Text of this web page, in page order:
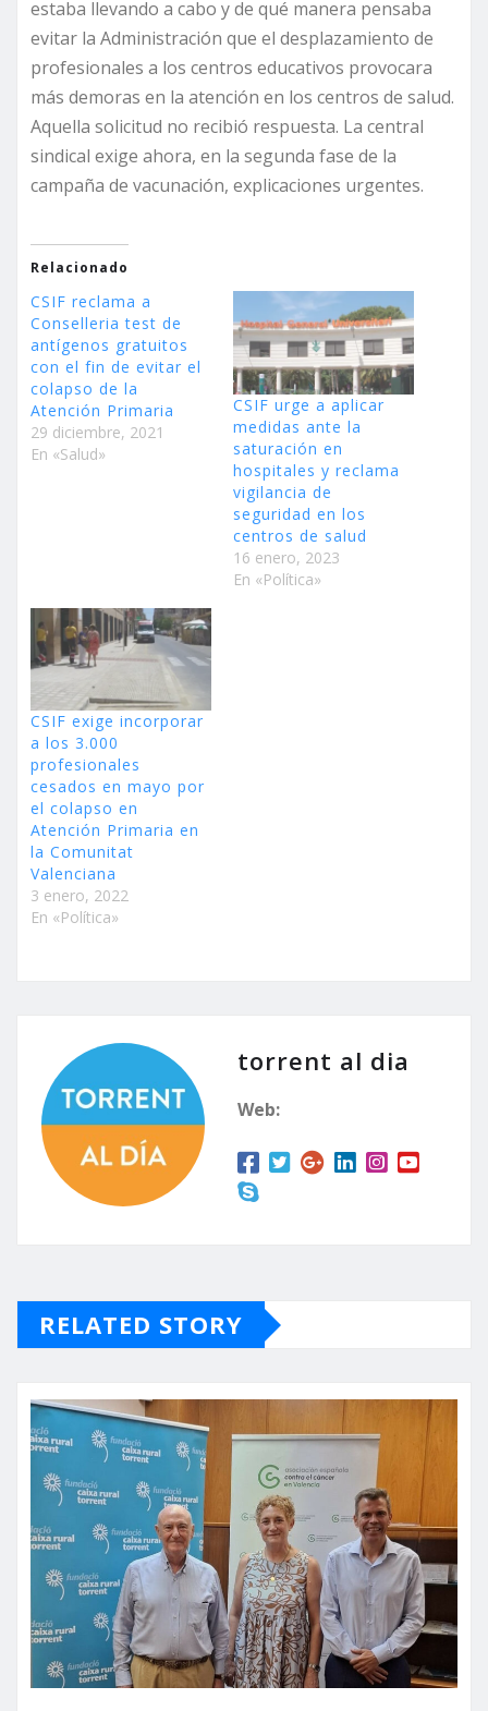
estaba llevando a cabo y de qué manera pensaba
evitar la Administración que el desplazamiento de
profesionales a los centros educativos provocara
más demoras en la atención en los centros de salud.
Aquella solicitud no recibió respuesta. La central
sindical exige ahora, en la segunda fase de la
campaña de vacunación, explicaciones urgentes.
Relacionado
CSIF reclama a
Conselleria test de
antígenos gratuitos
con el fin de evitar el
colapso de la
Atención Primaria
29 diciembre, 2021
En «Salud»
CSIF urge a aplicar
medidas ante la
saturación en
hospitales y reclama
vigilancia de
seguridad en los
centros de salud
16 enero, 2023
En «Política»
CSIF exige incorporar
a los 3.000
profesionales
cesados en mayo por
el colapso en
Atención Primaria en
la Comunitat
Valenciana
3 enero, 2022
En «Política»
torrent al dia
Web:
RELATED STORY